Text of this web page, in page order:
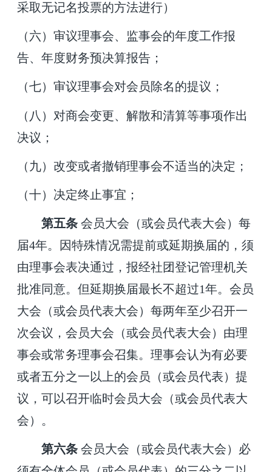
采取无记名投票的方法进行）
（六）审议理事会、监事会的年度工作报
告、年度财务预决算报告；
（七）审议理事会对会员除名的提议；
（八）对商会变更、解散和清算等事项作出
决议；
（九）改变或者撤销理事会不适当的决定；
（十）决定终止事宜；
第五条 会员大会（或会员代表大会）每
届4年。因特殊情况需提前或延期换届的，须
由理事会表决通过，报经社团登记管理机关
批准同意。但延期换届最长不超过1年。会员
大会（或会员代表大会）每两年至少召开一
次会议，会员大会（或会员代表大会）由理
事会或常务理事会召集。理事会认为有必要
或者五分之一以上的会员（或会员代表）提
议，可以召开临时会员大会（或会员代表大
会）。
第六条 会员大会（或会员代表大会）必